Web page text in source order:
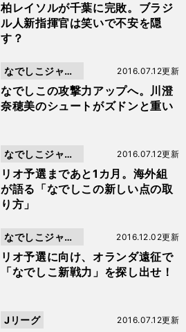
柏レイソルが千葉に完敗。ブラジ
ル人新指揮官は笑いで不安を隠
す？
なでしこの攻撃力アップへ。川澄
奈穂美のシュートがズドンと重い
2016.07.12更新
なでしこジャパ
ン
リオ予選まであと1カ月。海外組
が語る「なでしこの新しい点の取
り方」
2016.07.12更新
なでしこジャパ
ン
リオ予選に向け、オランダ遠征で
「なでしこ新戦力」を探し出せ！
2016.12.02更新
なでしこジャパ
ン
2016.07.12更新
Jリーグ